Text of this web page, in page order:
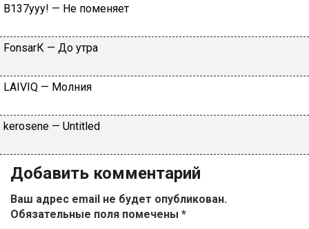
B137yyy! — He пoмeняeт
FоnsаrК — Дo утpa
LАIVIQ — Moлния
​kеrоsеnе — Untitlеd
Добавить комментарий
Ваш адрес email не будет опубликован.
Обязательные поля помечены *